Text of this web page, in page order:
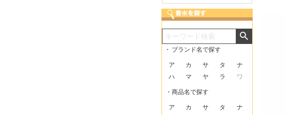
・ ブランド名で探す
ア カ サ タ
ナ
ハ
マ ヤ ラ ワ
・商品名で探す
ア カ サ タ
ナ